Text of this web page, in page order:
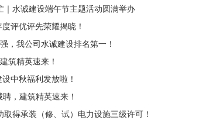
水诚建设端午节主题活动圆满举办
评优评先荣耀揭晓！
，我公司水诚建设排名第一！
筑精英速来！
中秋福利发放啦！
，建筑精英速来！
得承装（修、试）电力设施三级许可！